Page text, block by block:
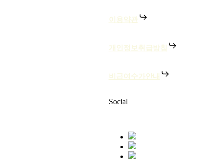
이용약관
개인정보취급방침
비급여수가안내
Social